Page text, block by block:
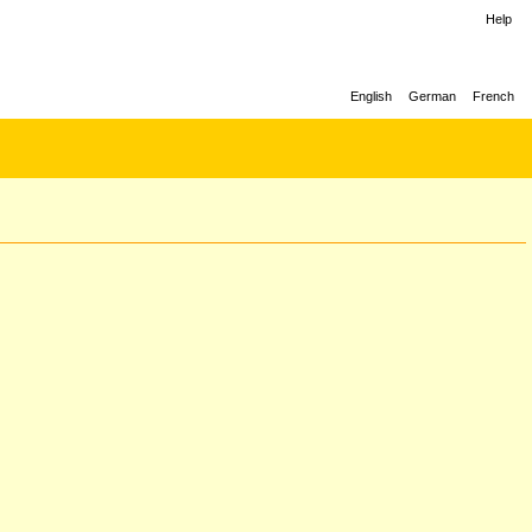
Help
English German French